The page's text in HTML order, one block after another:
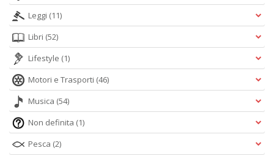
Leggi (11)
Libri (52)
Lifestyle (1)
Motori e Trasporti (46)
Musica (54)
Non definita (1)
Pesca (2)